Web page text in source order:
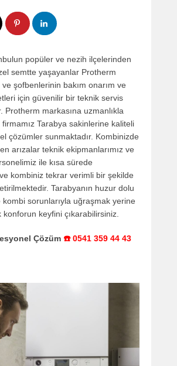
popüler ve nezih ilçelerinden
semtte yaşayanlar Protherm
şofbenlerinin bakım onarım ve
için güvenilir bir teknik servis
Protherm markasına uzmanlıkla
Tarabya sakinlerine kaliteli
çözümler sunmaktadır. Kombinizde
arızalar teknik ekipmanlarımız ve
ile kısa sürede
kombiniz tekrar verimli bir şekilde
Tarabyanın huzur dolu
sorunlarıyla uğraşmak yerine
keyfini çıkarabilirsiniz.
Çözüm ☎️ 0541 359 44 43